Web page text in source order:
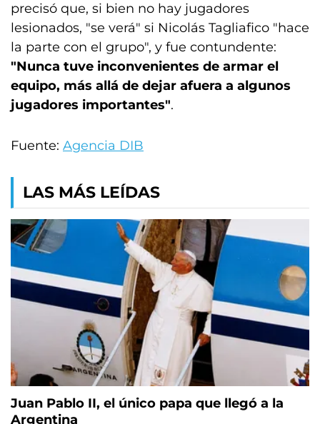
precisó que, si bien no hay jugadores
lesionados, "se verá" si Nicolás Tagliafico "hace
la parte con el grupo", y fue contundente:
"Nunca tuve inconvenientes de armar el
equipo, más allá de dejar afuera a algunos
jugadores importantes".
Fuente: Agencia DIB
LAS MÁS LEÍDAS
Juan Pablo II, el único papa que llegó a la
Argentina